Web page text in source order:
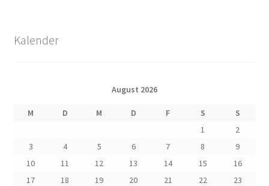
Kalender
August 2026
M D M D F S
S
1
2
3
4 5 6 7 8
9
10
11 12 13 14 15
16
17
18 19 20 21 22
23